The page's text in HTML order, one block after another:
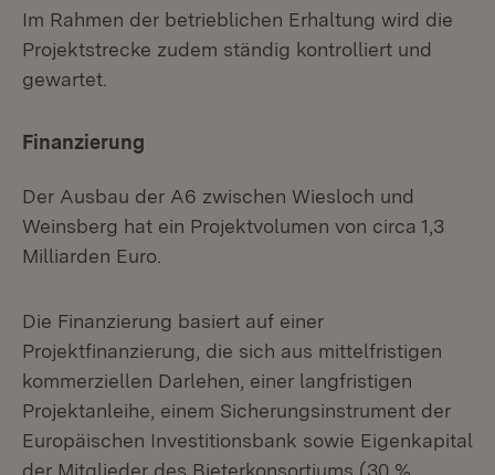
Im Rahmen der betrieblichen Erhaltung wird die
Projektstrecke zudem ständig kontrolliert und
gewartet.
Finanzierung
Der Ausbau der A6 zwischen Wiesloch und
Weinsberg hat ein Projektvolumen von circa 1,3
Milliarden Euro.
Die Finanzierung basiert auf einer
Projektfinanzierung, die sich aus mittelfristigen
kommerziellen Darlehen, einer langfristigen
Projektanleihe, einem Sicherungsinstrument der
Europäischen Investitionsbank sowie Eigenkapital
der Mitglieder des Bieterkonsortiums (30 %